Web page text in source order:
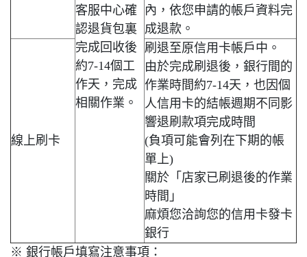
客服中心確
認退貨包裏
完成回收後
約7-14個工
作天，完成
相關作業。
內，依您申請的帳戶資料完
成退款。
線上刷卡
刷退至原信用卡帳戶中。
由於完成刷退後，銀行間的
作業時間約7-14天，也因個
人信用卡的結帳週期不同影
響退刷款項完成時間
(負項可能會列在下期的帳
單上)
關於「店家已刷退後的作業
時間」
麻煩您洽詢您的信用卡發卡
銀行
※ 銀行帳戶填寫注意事項：